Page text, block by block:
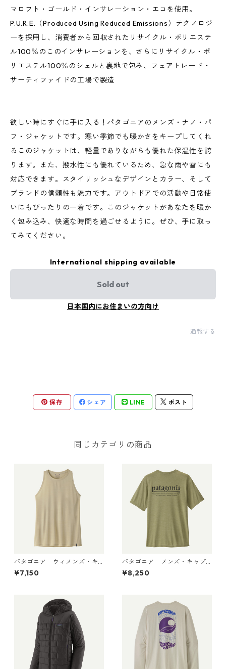
マロフト・ゴールド・インサレーション・エコを使用。
P.U.R.E.（Produced Using Reduced Emissions）テクノロジ
ーを採用し、消費者から回収されたリサイクル・ポリエステ
ル100％のこのインサレーションを、さらにリサイクル・ポ
リエステル100％のシェルと裏地で包み、フェアトレード・
サーティファイドの工場で製造
欲しい時にすぐに手に入る！パタゴニアのメンズ・ナノ・パ
フ・ジャケットです。寒い季節でも暖かさをキープしてくれ
るこのジャケットは、軽量でありながらも優れた保温性を誇
ります。また、撥水性にも優れているため、急な雨や雪にも
対応できます。スタイリッシュなデザインとカラー、そして
ブランドの信頼性も魅力です。アウトドアでの活動や日常使
いにもぴったりの一着です。このジャケットがあなたを暖か
く包み込み、快適な時間を過ごせるように。ぜひ、手に取っ
てみてください。
International shipping available
Sold out
日本国内にお住まいの方向け
通報する
保存 シェア LINE ポスト
同じカテゴリの商品
パタゴニア ウィメンズ・キ
ャプリーン・クール・ウルト
ラ・タンク Pumice - Dyno W
¥7,150
パタゴニア メンズ・キャプ
リーン・クール・デイリー・
シャツ（ハット・トリッパ
04 日本正規品
¥8,250